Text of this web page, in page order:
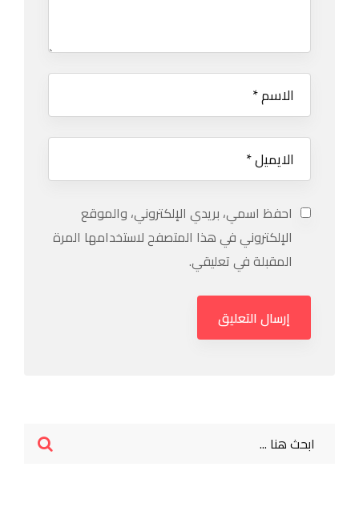
احفظ اسمي، بريدي الإلكتروني، والموقع
الإلكتروني في هذا المتصفح لاستخدامها المرة
المقبلة في تعليقي.